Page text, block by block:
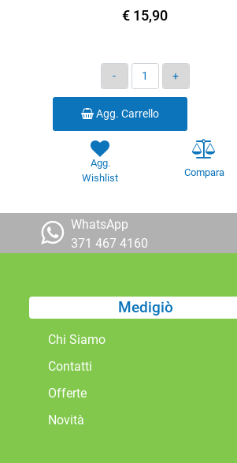
€ 15,90
Quantità
Agg. Carrello
Agg.
Wishlist
Compara
WhatsApp
371 467 4160
Medigiò
Chi Siamo
Contatti
Offerte
Novità